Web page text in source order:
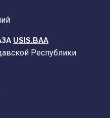
USIS.BAA
Республики